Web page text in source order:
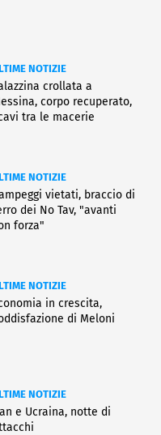
NOTIZIE
crollata a
corpo recuperato,
tra le macerie
NOTIZIE
vietati, braccio di
dei No Tav, "avanti
forza"
NOTIZIE
in crescita,
di Meloni
NOTIZIE
e Ucraina, notte di